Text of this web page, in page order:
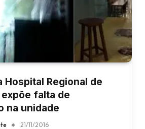
Hospital Regional de
falta de
na unidade
21/11/2016